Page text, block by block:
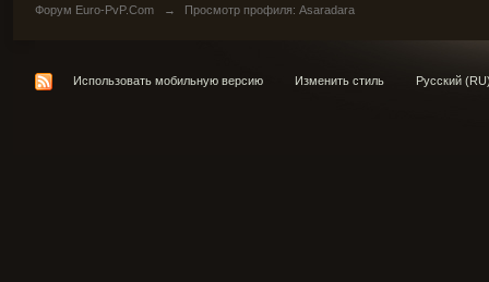
Форум Euro-PvP.Com → Просмотр профиля: Asaradara
Использовать мобильную версию Изменить стиль Русский